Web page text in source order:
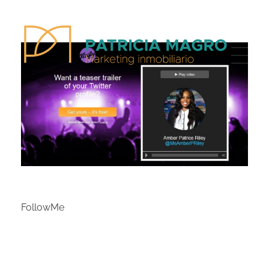
Patricia Magro - Comunicación y marketing inmobiliario
FollowMe